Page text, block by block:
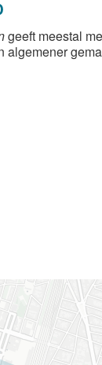
geeft meestal
algemener